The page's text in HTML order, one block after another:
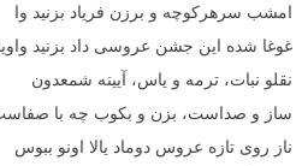
امشب سرهرکوچه و برزن فریاد بزنید وا
غوغا شده این جشن عروسی داد بزنید
نقلو نبات، ترمه و یاس، آیینه شمعدون
ساز و صداست، بزن و بکوب چه با
ناز روی تازه عروس دوماد یالا اونو ببوس